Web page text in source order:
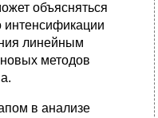
объясняться
линейным
методов
в анализе